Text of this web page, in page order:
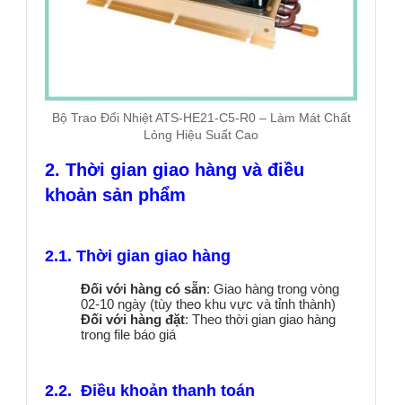
Bộ Trao Đổi Nhiệt ATS-HE21-C5-R0 – Làm Mát Chất
Lỏng Hiệu Suất Cao
2. Thời gian giao hàng và điều
khoản sản phẩm
2.1. Thời gian giao hàng
Đối với hàng có sẵn: Giao hàng trong vòng
02-10 ngày (tùy theo khu vực và tỉnh thành)
Đối với hàng đặt: Theo thời gian giao hàng
trong file báo giá
2.2. Điều khoản thanh toán